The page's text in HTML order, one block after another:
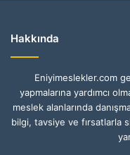
Hakkında
Eniyimeslekler.com
yapmalarına yardımcı
meslek alanlarında
bilgi, tavsiye ve fırsatlarla